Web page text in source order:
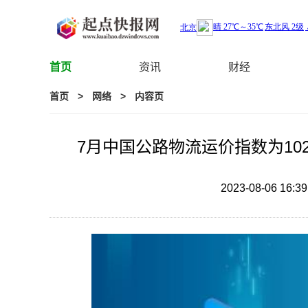
首页 资讯 财经
首页 > 网络 > 内容页
7月中国公路物流运价指数为
2023-08-06